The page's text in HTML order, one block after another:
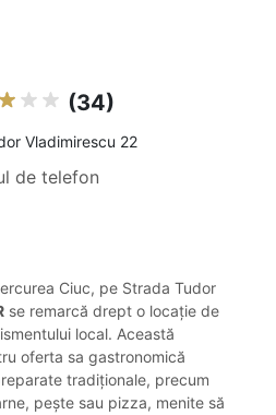
(34)
Vladimirescu 22
de telefon
Ciuc, pe Strada Tudor
se remarcă drept o locație de
local. Această
oferta sa gastronomică
tradiționale, precum
pește sau pizza, menite să